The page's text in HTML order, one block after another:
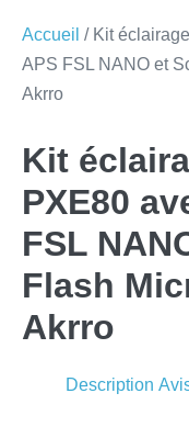
Accueil / Kit
APS FSL NANO et
Akrro
Kit
PXE80
FSL
Flash
Akrro
Description